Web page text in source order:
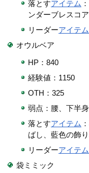
落とすアイテム
ンダーブレスコア
リーダーアイテム
オウルベア
HP：840
経験値：1150
OTH：325
弱点：腰、下半
落とすアイテム
ばし、藍色の飾
リーダーアイテム
袋ミミック